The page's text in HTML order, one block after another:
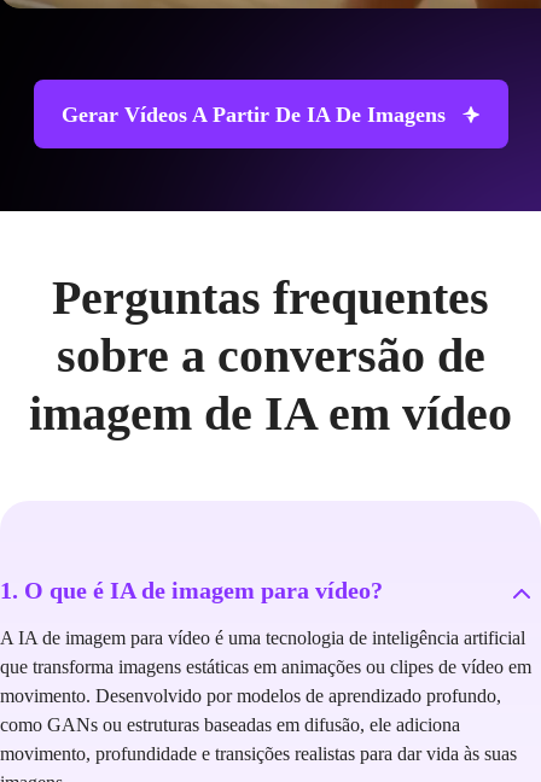
Gerar Vídeos A Partir De IA De Imagens
Perguntas frequentes
sobre a conversão de
imagem de IA em vídeo
1. O que é IA de imagem para vídeo?
A IA de imagem para vídeo é uma tecnologia de inteligência artificial
que transforma imagens estáticas em animações ou clipes de vídeo em
movimento. Desenvolvido por modelos de aprendizado profundo,
como GANs ou estruturas baseadas em difusão, ele adiciona
movimento, profundidade e transições realistas para dar vida às suas